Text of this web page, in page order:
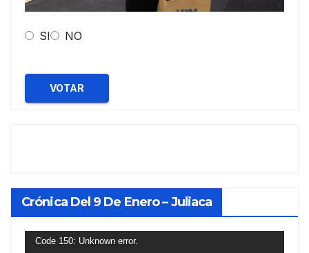
SI NO
VOTAR
Crónica Del 9 De Enero – Juliaca
Reproductor
Code 150: Unknown error.